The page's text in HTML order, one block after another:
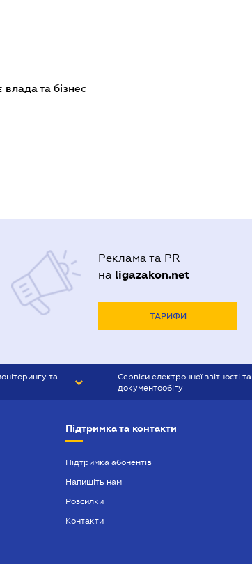
та бізнес
Реклама та PR
на ligazakon.net
ТАРИФИ
та
Сервіси електронної звітності та
документообігу
Підтримка та контакти
Підтримка абонентів
Напишіть нам
Розсилки
Контакти